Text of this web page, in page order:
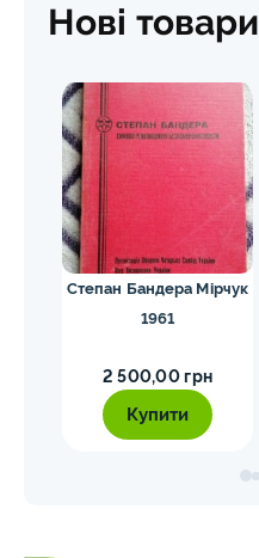
Нові товари
Степан Бандера Мірчук
1961
2 500,00 грн
Купити